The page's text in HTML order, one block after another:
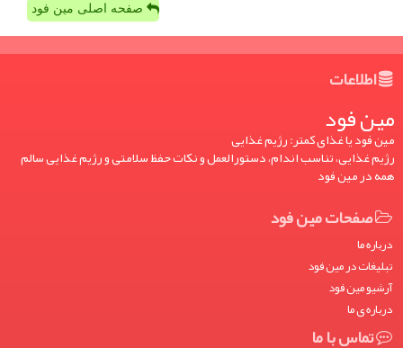
صفحه اصلی مین فود
اطلاعات
مین فود
مین فود یا غذای کمتر: رژیم غذایی
رژیم غذایی، تناسب اندام، دستورالعمل و نکات حفظ سلامتی و رژیم غذایی سالم
همه در مین فود
صفحات مین فود
درباره ما
تبلیغات در مین فود
آرشیو مین فود
درباره ی ما
تماس با ما